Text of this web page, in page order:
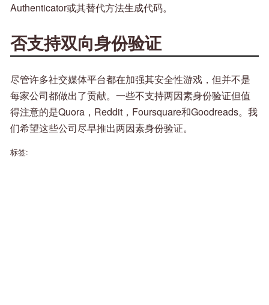
Authenticator或其替代方法生成代码。
否支持双向身份验证
尽管许多社交媒体平台都在加强其安全性游戏，但并不是
每家公司都做出了贡献。一些不支持两因素身份验证但值
得注意的是Quora，Reddit，Foursquare和Goodreads。我
们希望这些公司尽早推出两因素身份验证。
标签: